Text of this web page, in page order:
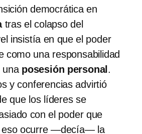
democrática en
tras el colapso del
insistía en que el poder
como una responsabilidad
una posesión personal .
y conferencias advirtió
que los líderes se
con el poder que
eso ocurre —decía— la